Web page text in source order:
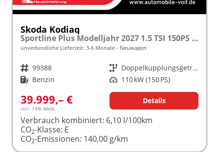
Skoda Kodiaq
Sportline Plus Modelljahr 2027 1.5 TSI 150PS DSG MATRIX/KAMERA/ACC/MEMORY/NAVI/SHZ/3Z.KLIMA/ELEKTR. HECKKLAPPE frei konfigurierbar!
unverbindliche Lieferzeit: 3-6 Monate Neuwagen
Fahrzeugnr. 99388 Getriebe
Doppelkupplungsgetriebe (DSG)
Kraftstoff Benzin Leistung 110 kW (150 PS)
39.999,– €
incl. 19% MwSt.
Details
Verbrauch kombiniert: 6,10 l/100km
CO2-Klasse: E
CO2-Emissionen: 140,00 g/km